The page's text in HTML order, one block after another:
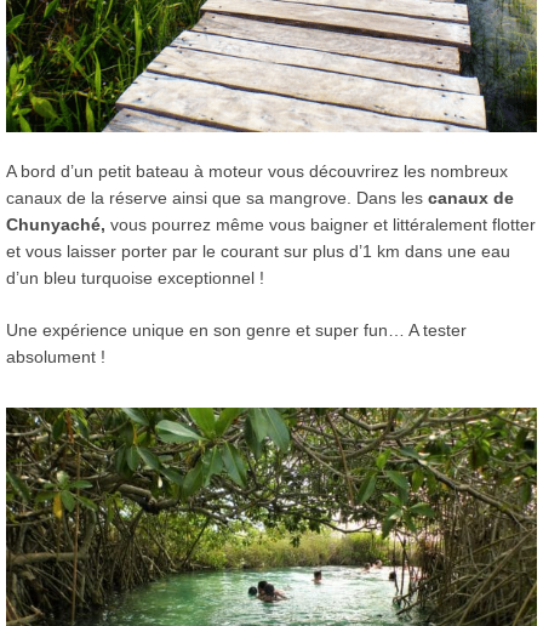
A bord d’un petit bateau à moteur vous découvrirez les nombreux
canaux de la réserve ainsi que sa mangrove. Dans les canaux de
Chunyaché, vous pourrez même vous baigner et littéralement flotter
et vous laisser porter par le courant sur plus d’1 km dans une eau
d’un bleu turquoise exceptionnel !
Une expérience unique en son genre et super fun… A tester
absolument !